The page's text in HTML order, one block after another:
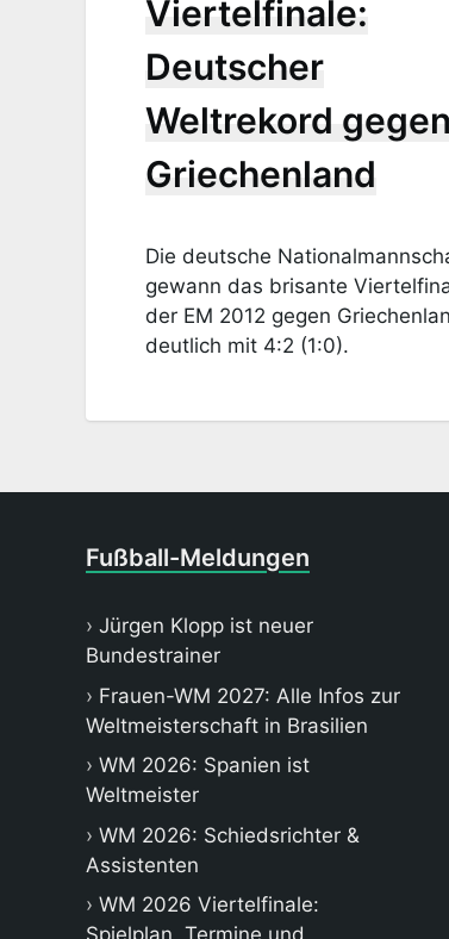
Viertelfinale:
Deutscher
Weltrekord gegen
Griechenland
Die deutsche
gewann das brisante
der EM 2012 gegen
deutlich mit 4:2 (1:0).
Fußball-Meldungen
Jürgen Klopp ist neuer
Bundestrainer
Frauen-WM 2027: Alle Infos zur
Weltmeisterschaft in Brasilien
WM 2026: Spanien ist
Weltmeister
WM 2026: Schiedsrichter &
Assistenten
WM 2026 Viertelfinale:
Spielplan, Termine und